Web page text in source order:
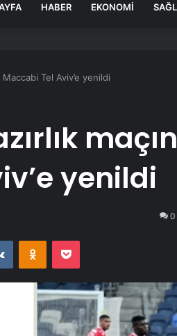
HABER EKONOMI
Tel Aviv’e yenildi
yenildi
0
VKontakteOdnoklassniki
Pocket